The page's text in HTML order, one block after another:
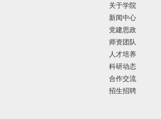
关于学院
新闻中心
党建思政
师资团队
人才培养
科研动态
合作交流
招生招聘